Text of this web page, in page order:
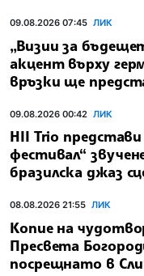
09.08.2026 07:45 ЛИК
„Визии за
акцент върху
връзки ще
09.08.2026 00:42 ЛИК
HII Trio
фестивал“
бразилска джаз
08.08.2026 21:55 ЛИК
Копие на
Пресвета
посрещнато в